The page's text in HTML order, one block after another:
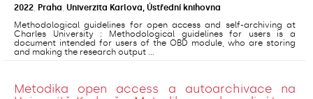
2022 Praha Univerzita Karlova, Ústřední knihovna
Methodological guidelines for open access and self-archiving at
Charles University : Methodological guidelines for users is a
document intended for users of the OBD module, who are storing
and making the research output ...
Metodika open access a autoarchivace na